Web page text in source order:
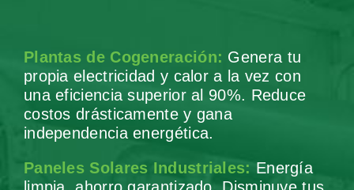
Plantas de Cogeneración: Genera tu
propia electricidad y calor a la vez con
una eficiencia superior al 90%. Reduce
costos drásticamente y gana
independencia energética.
Paneles Solares Industriales: Energía
limpia, ahorro garantizado. Disminuye tus